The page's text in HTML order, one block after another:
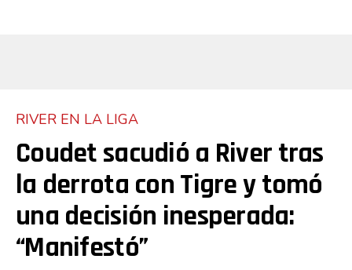
RIVER EN LA LIGA
Coudet sacudió a River tras
la derrota con Tigre y tomó
una decisión inesperada:
“Manifestó”